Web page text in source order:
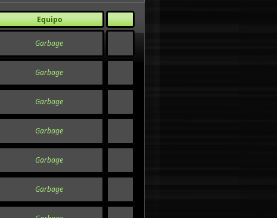
Equipo
Garbage
Garbage
Garbage
Garbage
Garbage
Garbage